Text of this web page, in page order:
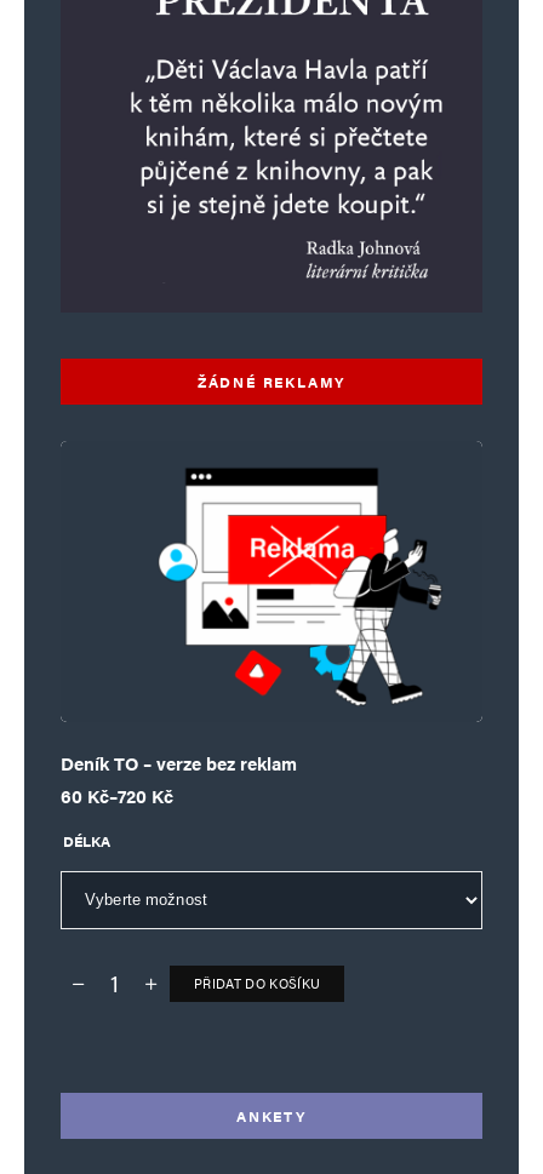
ŽÁDNÉ REKLAMY
Deník TO – verze bez reklam
60 Kč–720 Kč
Rozpětí cen: 60 Kč až 720 Kč
DÉLKA
Deník TO – verze bez reklam množství
PŘIDAT DO KOŠÍKU
ANKETY